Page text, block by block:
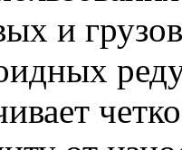
и